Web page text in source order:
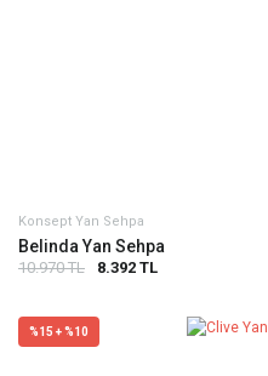
Konsept Yan Sehpa
Belinda Yan Sehpa
10.970 TL 8.392 TL
%15 + %10